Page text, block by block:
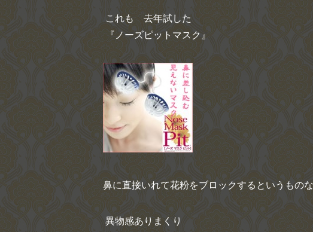
これも 去年試した
『ノーズピットマスク』
鼻に直接いれて花粉をブロックするというもの
異物感ありまくり